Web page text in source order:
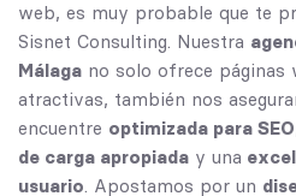
web, es muy probable que te
Sisnet Consulting. Nuestra
Málaga no solo ofrece páginas
atractivas, también nos
encuentre optimizada para SEO
de carga apropiada y una
usuario. Apostamos por un